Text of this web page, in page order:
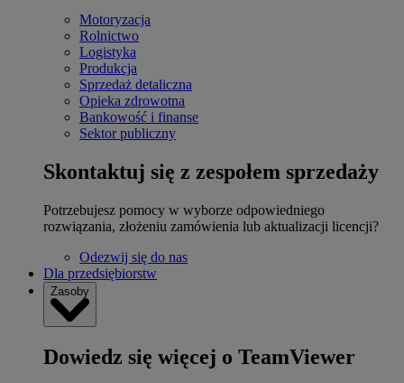
Motoryzacja
Rolnictwo
Logistyka
Produkcja
Sprzedaż detaliczna
Opieka zdrowotna
Bankowość i finanse
Sektor publiczny
Skontaktuj się z zespołem sprzedaży
Potrzebujesz pomocy w wyborze odpowiedniego
rozwiązania, złożeniu zamówienia lub aktualizacji licencji?
Odezwij się do nas
Dla przedsiębiorstw
Zasoby
Dowiedz się więcej o TeamViewer